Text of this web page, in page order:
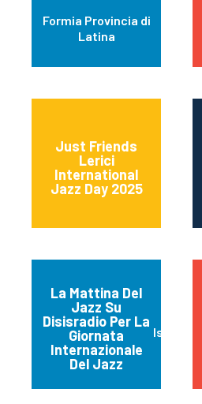
Formia Provincia di
Latina
Just Friends
Lerici
International
Jazz Day 2025
La Mattina Del
Jazz Su
Disisradio Per La
Giornata
Internazionale
Del Jazz
Isernia